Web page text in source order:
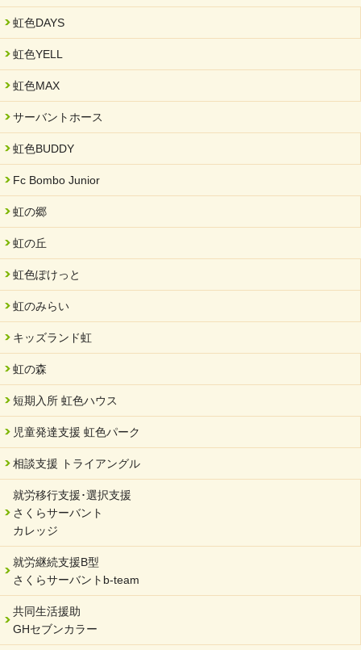
虹色DAYS
虹色YELL
虹色MAX
サーバントホース
虹色BUDDY
Fc Bombo Junior
虹の郷
虹の丘
虹色ぽけっと
虹のみらい
キッズランド虹
虹の森
短期入所 虹色ハウス
児童発達支援 虹色パーク
相談支援 トライアングル
就労移行支援･選択支援
さくらサーバント
カレッジ
就労継続支援B型
さくらサーバントb-team
共同生活援助
GHセブンカラー